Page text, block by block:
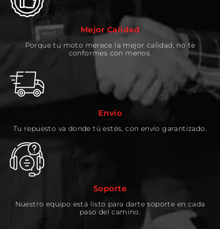
Mejor Calidad
Porque tu moto merece la mejor calidad, no te
conformes con menos.
Envío
Tu repuesto va donde tú estés, con envío garantizado.
Soporte
Nuestro equipo está listo para darte soporte en cada
paso del camino.